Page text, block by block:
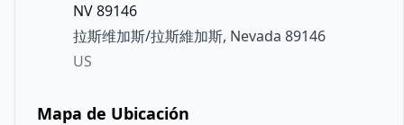
NV 89146
拉斯维加斯/拉斯維加斯, Nevada 89146
US
Mapa de Ubicación